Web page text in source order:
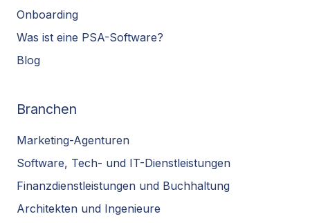
Onboarding
Was ist eine PSA-Software?
Blog
Branchen
Marketing-Agenturen
Software, Tech- und IT-Dienstleistungen
Finanzdienstleistungen und Buchhaltung
Architekten und Ingenieure